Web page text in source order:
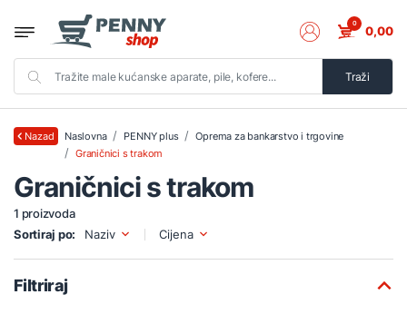
Traži
0 0,00
Nazad Naslovna PENNY plus
Oprema za bankarstvo i trgovine
Graničnici s trakom
Graničnici s trakom
1 proizvoda
Sortiraj po:
Naziv Cijena
Filtriraj